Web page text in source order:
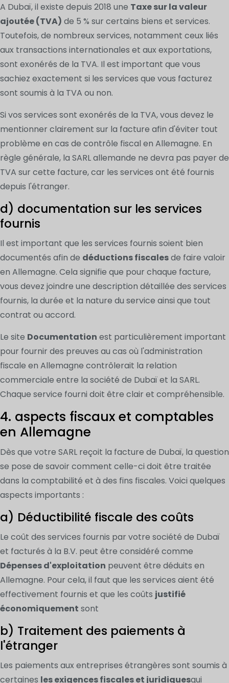
A Dubaï, il existe depuis 2018 une Taxe sur la valeur
ajoutée (TVA) de 5 % sur certains biens et services.
Toutefois, de nombreux services, notamment ceux liés
aux transactions internationales et aux exportations,
sont exonérés de la TVA. Il est important que vous
sachiez exactement si les services que vous facturez
sont soumis à la TVA ou non.
Si vos services sont exonérés de la TVA, vous devez le
mentionner clairement sur la facture afin d'éviter tout
problème en cas de contrôle fiscal en Allemagne. En
règle générale, la SARL allemande ne devra pas payer de
TVA sur cette facture, car les services ont été fournis
depuis l'étranger.
d) documentation sur les services
fournis
Il est important que les services fournis soient bien
documentés afin de déductions fiscalesde faire valoir
en Allemagne. Cela signifie que pour chaque facture,
vous devez joindre une description détaillée des services
fournis, la durée et la nature du service ainsi que tout
contrat ou accord.
Le site Documentation est particulièrement important
pour fournir des preuves au cas où l'administration
fiscale en Allemagne contrôlerait la relation
commerciale entre la société de Dubaï et la SARL.
Chaque service fourni doit être clair et compréhensible.
4. aspects fiscaux et comptables
en Allemagne
Dès que votre SARL reçoit la facture de Dubaï, la question
se pose de savoir comment celle-ci doit être traitée
dans la comptabilité et à des fins fiscales. Voici quelques
aspects importants :
a) Déductibilité fiscale des coûts
Le coût des services fournis par votre société de Dubaï
et facturés à la B.V. peut être considéré comme
Dépenses d'exploitation peuvent être déduits en
Allemagne. Pour cela, il faut que les services aient été
effectivement fournis et que les coûts justifié
économiquement sont
b) Traitement des paiements à
l'étranger
Les paiements aux entreprises étrangères sont soumis à
certaines les exigences fiscales et juridiquesqui